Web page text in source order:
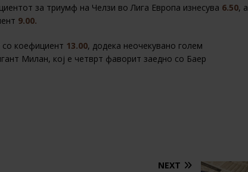
за триумф на Челзи во Лига Европа изнесува 6.50, а
9.00.
коефициент 13.00, додека неочекувано голем
Милан, кој е четврт фаворит заедно со Баер
NEXT